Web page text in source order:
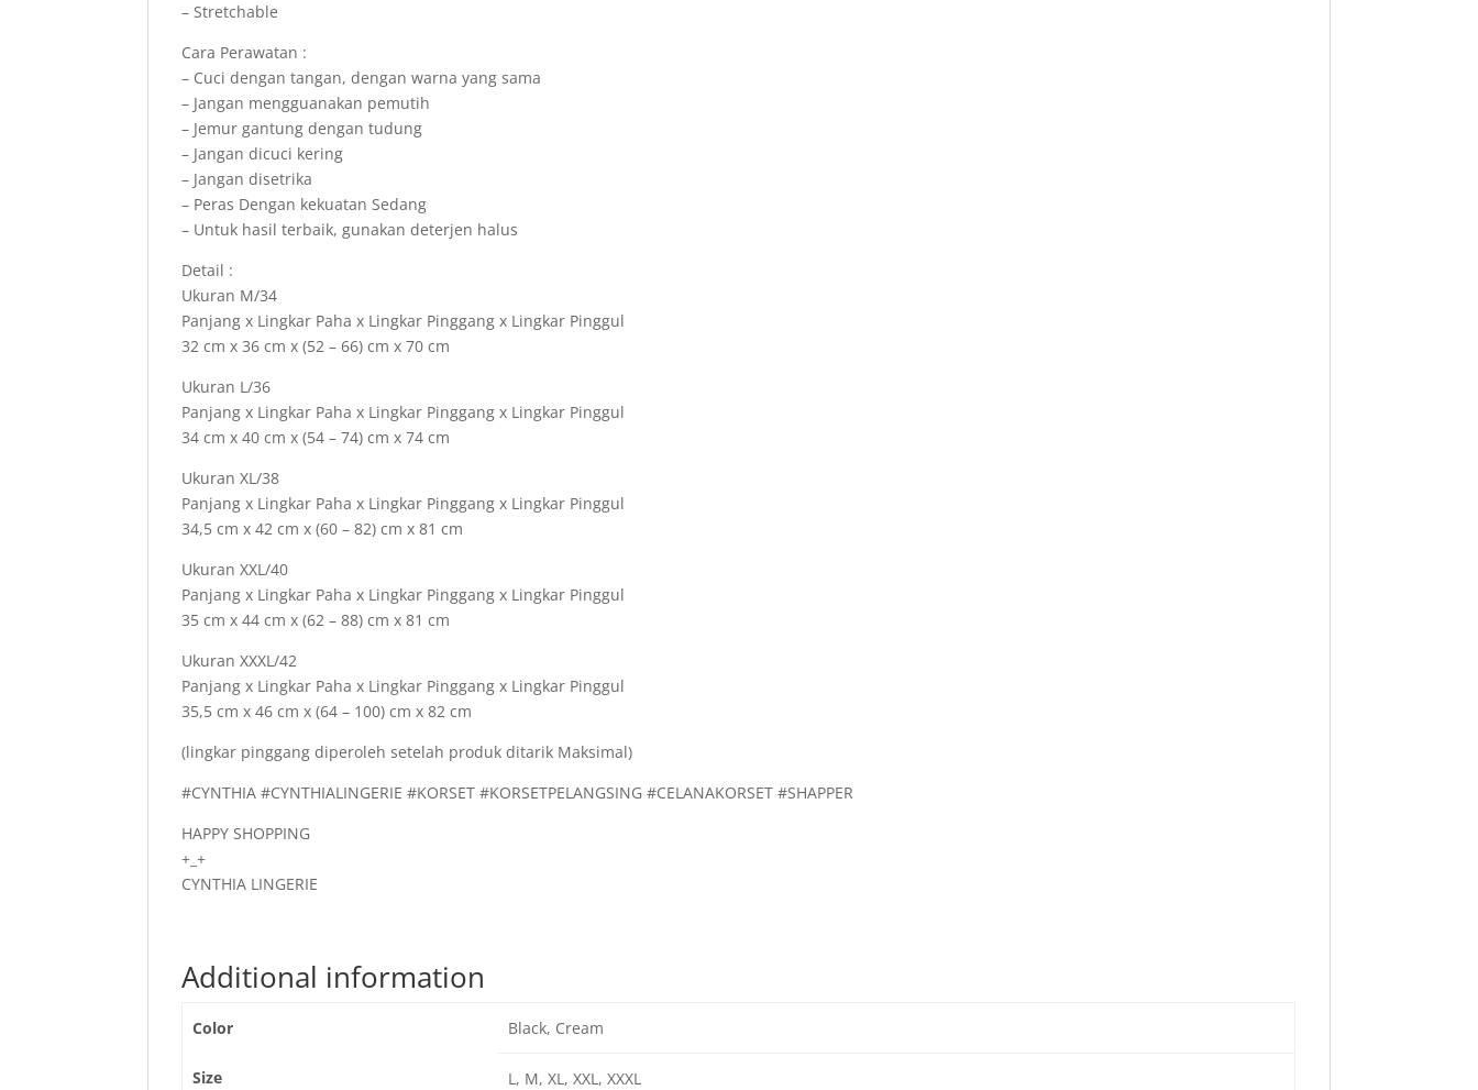
– Stretchable
Cara Perawatan :
– Cuci dengan tangan, dengan warna yang sama
– Jangan mengguanakan pemutih
– Jemur gantung dengan tudung
– Jangan dicuci kering
– Jangan disetrika
– Peras Dengan kekuatan Sedang
– Untuk hasil terbaik, gunakan deterjen halus
Detail :
Ukuran M/34
Panjang x Lingkar Paha x Lingkar Pinggang x Lingkar Pinggul
32 cm x 36 cm x (52 – 66) cm x 70 cm
Ukuran L/36
Panjang x Lingkar Paha x Lingkar Pinggang x Lingkar Pinggul
34 cm x 40 cm x (54 – 74) cm x 74 cm
Ukuran XL/38
Panjang x Lingkar Paha x Lingkar Pinggang x Lingkar Pinggul
34,5 cm x 42 cm x (60 – 82) cm x 81 cm
Ukuran XXL/40
Panjang x Lingkar Paha x Lingkar Pinggang x Lingkar Pinggul
35 cm x 44 cm x (62 – 88) cm x 81 cm
Ukuran XXXL/42
Panjang x Lingkar Paha x Lingkar Pinggang x Lingkar Pinggul
35,5 cm x 46 cm x (64 – 100) cm x 82 cm
(lingkar pinggang diperoleh setelah produk ditarik Maksimal)
#CYNTHIA #CYNTHIALINGERIE #KORSET #KORSETPELANGSING #CELANAKORSET #SHAPPER
HAPPY SHOPPING
+_+
CYNTHIA LINGERIE
Additional information
Color Black, Cream
Size L, M, XL, XXL, XXXL